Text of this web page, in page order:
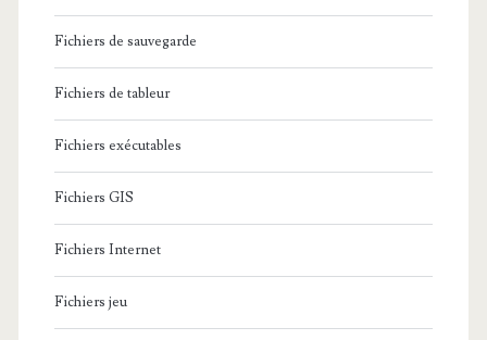
Fichiers de sauvegarde
Fichiers de tableur
Fichiers exécutables
Fichiers GIS
Fichiers Internet
Fichiers jeu